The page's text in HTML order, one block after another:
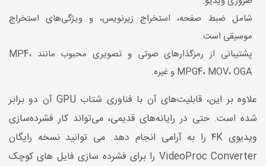
شامل ضبط صفحه، استخراج زیرنویس، و ویژگی‌های استخراج
موسیقی است.
پشتیبانی از رمزگذارهای صوتی و تصویری محبوب مانند
MP4،
MPG4، MOV،OGA و غیره.
علاوه بر این، قابلیت‌های آن با فناوری شتاب GPUآن دو برابر
شده است. حتی در رایانه‌های قدیمی، می‌تواند کار فشرده‌سازی
ویدیوی ۴ K را به آرامی انجام دهد. می توانید نسخه رایگان
VideoProc Converter را برای فشرده سازی فایل های کوچک